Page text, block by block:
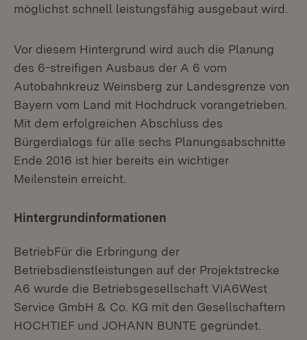
möglichst schnell leistungsfähig ausgebaut wird.
Vor diesem Hintergrund wird auch die Planung
des 6-streifigen Ausbaus der A 6 vom
Autobahnkreuz Weinsberg zur Landesgrenze von
Bayern vom Land mit Hochdruck vorangetrieben.
Mit dem erfolgreichen Abschluss des
Bürgerdialogs für alle sechs Planungsabschnitte
Ende 2016 ist hier bereits ein wichtiger
Meilenstein erreicht.
Hintergrundinformationen
BetriebFür die Erbringung der
Betriebsdienstleistungen auf der Projektstrecke
A6 wurde die Betriebsgesellschaft ViA6West
Service GmbH & Co. KG mit den Gesellschaftern
HOCHTIEF und JOHANN BUNTE gegründet.